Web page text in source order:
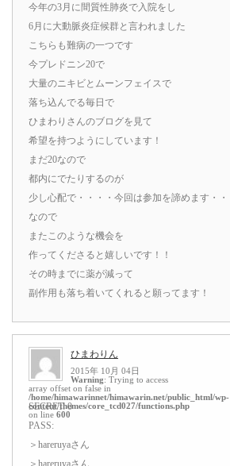
今年の3月に間質性肺炎で入院をし
6月に大動脈炎症候群と言われました
こちらも難病の一つです
今プレドニン20で
大量のニキビとムーンフェイスで
落ち込んでる毎日で
ひまわりさんのブログを見て
希望を持つようにしています！
まだ20なので
都内にでたりするのが
少し心配で・・・・今回は参加を諦めます・・
なので
またこのような機会を
作ってくださると嬉しいです！！
その時までに薬が減って
副作用も落ち着いてくれると願ってます！
ひまわりん
2015年 10月 04日
Warning: Trying to access
array offset on false in
/home/himawarinnet/himawarin.net/public_html/wp-
content/themes/core_tcd027/functions.php
on line 600
SECRET: 0
PASS:
＞hareruyaさん
＞hareruyaさん